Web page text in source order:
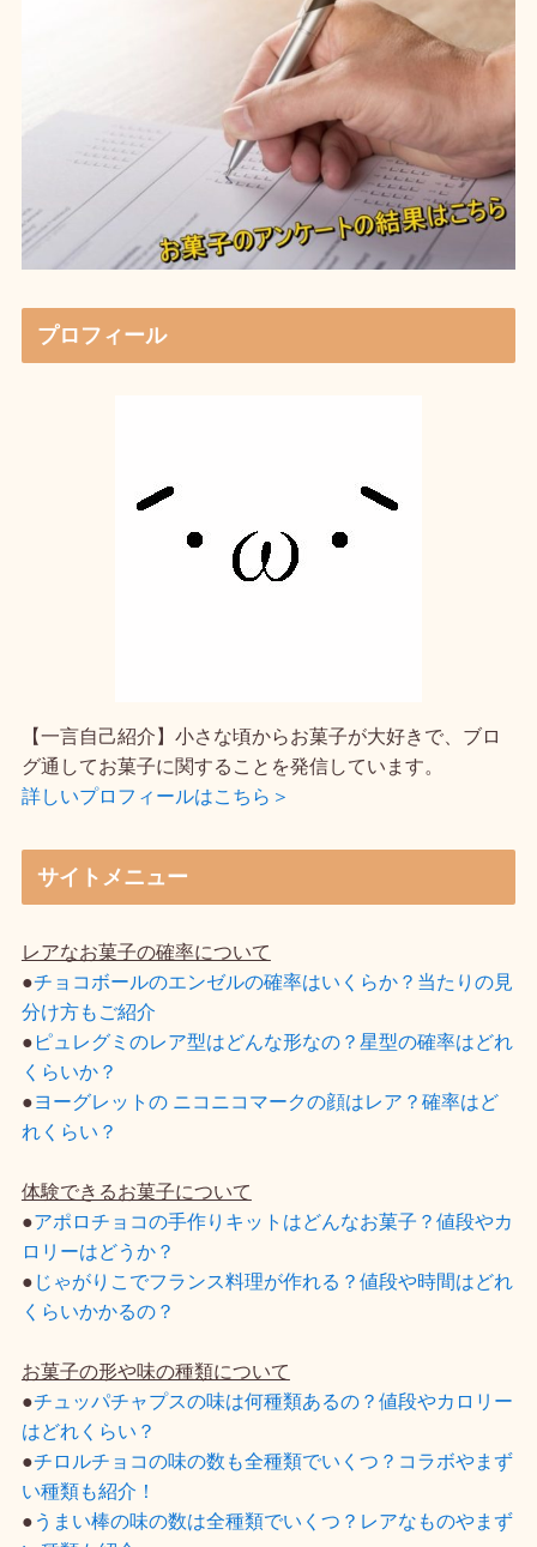
プロフィール
【一言自己紹介】小さな頃からお菓子が大好きで、ブロ
グ通してお菓子に関することを発信しています。
詳しいプロフィールはこちら＞
サイトメニュー
レアなお菓子の確率について
●チョコボールのエンゼルの確率はいくらか？当たりの見
分け方もご紹介
● ピュレグミのレア型はどんな形なの？星型の確率はどれ
くらいか？
●ヨーグレットの ニコニコマークの顔はレア？確率はど
れくらい？
体験できるお菓子について
●アポロチョコの手作りキットはどんなお菓子？値段やカ
ロリーはどうか？
● じゃがりこでフランス料理が作れる？値段や時間はどれ
くらいかかるの？
お菓子の形や味の種類について
●チュッパチャプスの味は何種類あるの？値段やカロリー
はどれくらい？
●チロルチョコの味の数も全種類でいくつ？コラボやまず
い種類も紹介！
● うまい棒の味の数は全種類でいくつ？レアなものやまず